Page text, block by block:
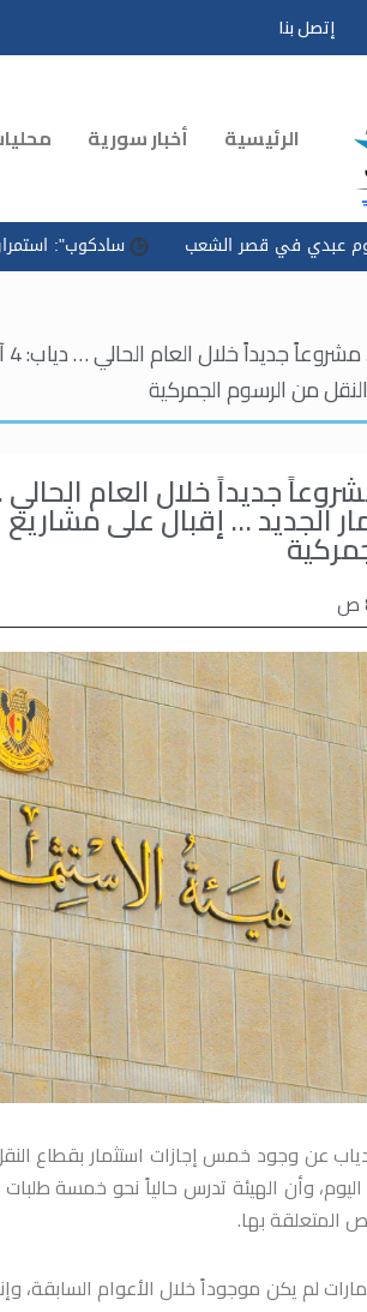
إتصل بنا
الرئيسية أخبار سورية
الشعب سادكوب": استمرار توريدات
من الرسوم الجمركية
الجديد … إقبال على
عن وجود خمس إجازات استثمار بقطاع
وأن الهيئة تدرس حالياً نحو خمسة
المتعلقة بها.